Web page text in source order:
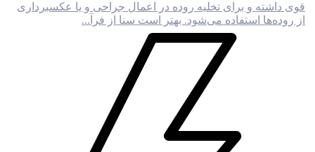
قوی داشته و برای تخلیه روده در اعمال جراحی و یا عکسبرداری
از روده‌ها استفاده می‌شود. بهتر است سنا از فرآ...